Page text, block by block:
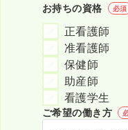
お持ちの資格 必須
正看護師
准看護師
保健師
助産師
看護学生
ご希望の働き方